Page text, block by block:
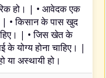
हो। | • आवेदक एक
| • किसान के पास खुद
| • जिस खेत के
के योग्य होना चाहिए। |
अस्थायी हो।